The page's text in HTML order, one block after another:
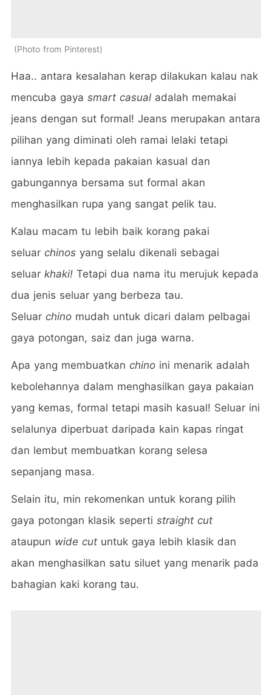
Photo from Pinterest
Haa.. antara kesalahan kerap dilakukan kalau nak
mencuba gaya smart casual adalah memakai
jeans dengan sut formal! Jeans merupakan antara
pilihan yang diminati oleh ramai lelaki tetapi
iannya lebih kepada pakaian kasual dan
gabungannya bersama sut formal akan
menghasilkan rupa yang sangat pelik tau.
Kalau macam tu lebih baik korang pakai
seluar chinos yang selalu dikenali sebagai
seluar khaki! Tetapi dua nama itu merujuk kepada
dua jenis seluar yang berbeza tau.
Seluar chino mudah untuk dicari dalam pelbagai
gaya potongan, saiz dan juga warna.
Apa yang membuatkan chino ini menarik adalah
kebolehannya dalam menghasilkan gaya pakaian
yang kemas, formal tetapi masih kasual! Seluar ini
selalunya diperbuat daripada kain kapas ringat
dan lembut membuatkan korang selesa
sepanjang masa.
Selain itu, min rekomenkan untuk korang pilih
gaya potongan klasik seperti straight cut
ataupun wide cut untuk gaya lebih klasik dan
akan menghasilkan satu siluet yang menarik pada
bahagian kaki korang tau.